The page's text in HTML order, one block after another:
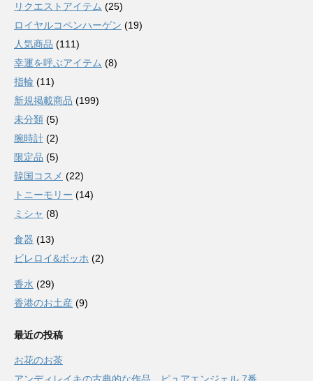
リクエストアイテム (25)
ロイヤルコペンハーゲン (19)
人気商品 (111)
幸運を呼ぶアイテム (8)
指輪 (11)
新規掲載商品 (199)
未分類 (5)
腕時計 (2)
限定品 (5)
韓国コスメ (22)
トニーモリー (14)
ミシャ (8)
食器 (13)
ビレロイ&ボッホ (2)
香水 (29)
香港のお土産 (9)
最近の投稿
お花のお茶